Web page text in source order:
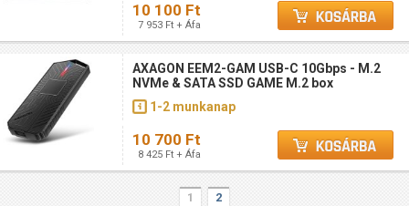
10 100 Ft
7 953 Ft + Áfa
AXAGON EEM2-GAM USB-C 10Gbps - M.2
NVMe & SATA SSD GAME M.2 box
1-2 munkanap
10 700 Ft
8 425 Ft + Áfa
1 2